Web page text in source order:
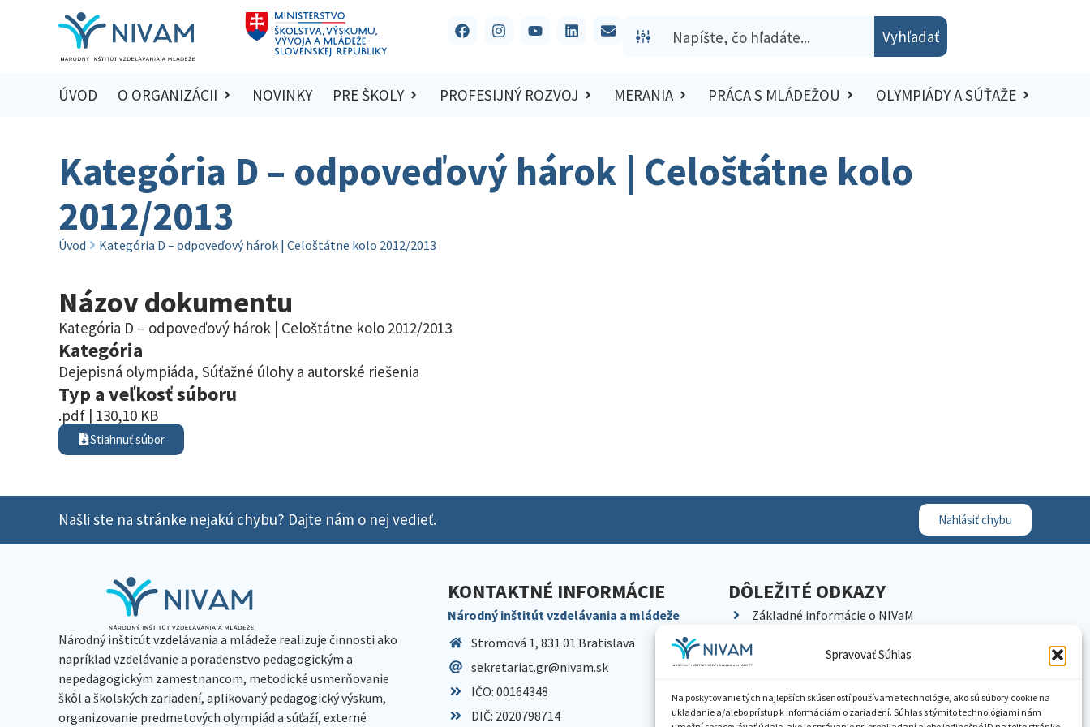
Spravovať Súhlas
Na poskytovanie tých najlepších skúseností používame technológie, ako sú súbory cookie na
ukladanie a/alebo prístup k informáciám o zariadení. Súhlas s týmito technológiami nám
Vyhľadať
ÚVOD O ORGANIZÁCII NOVINKY PRE ŠKOLY PROFESIJNÝ ROZVOJ MERANIA PRÁCA S MLÁDEŽOU OLYMPIÁDY A SÚŤAŽE
Kategória D – odpoveďový hárok | Celoštátne kolo
2012/2013
Úvod Kategória D – odpoveďový hárok | Celoštátne kolo 2012/2013
Názov dokumentu
Kategória D – odpoveďový hárok | Celoštátne kolo 2012/2013
Kategória
Dejepisná olympiáda, Súťažné úlohy a autorské riešenia
Typ a veľkosť súboru
.pdf | 130,10 KB
Stiahnuť súbor
Našli ste na stránke nejakú chybu? Dajte nám o nej vedieť. Nahlásiť chybu
Národný inštitút vzdelávania a mládeže realizuje činnosti ako
napríklad vzdelávanie a poradenstvo pedagogickým a
nepedagogickým zamestnancom, metodické usmerňovanie
škôl a školských zariadení, aplikovaný pedagogický výskum,
organizovanie predmetových olympiád a súťaží, externé
KONTAKTNÉ INFORMÁCIE
Národný inštitút vzdelávania a mládeže
Stromová 1, 831 01 Bratislava
sekretariat.gr@nivam.sk
IČO: 00164348
DIČ: 2020798714
DÔLEŽITÉ ODKAZY
Základné informácie o NIVaM
Kariéra
Pracoviská NIVaM